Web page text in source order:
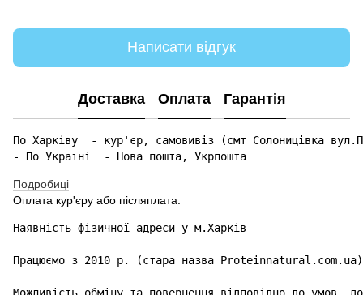
Написати відгук
Доставка Оплата Гарантія
По Харківу  - кур'єр, самовивіз (смт Солоницівка
- По Україні  - Нова пошта, Укрпошта
Подробиці
Оплата кур'єру або післяплата.
Наявність фізичної адреси у м.Харків
Працюємо з 2010 р. (стара назва Proteinnatural.com.ua)
Можливість обміну та повернення відповідно до умов,